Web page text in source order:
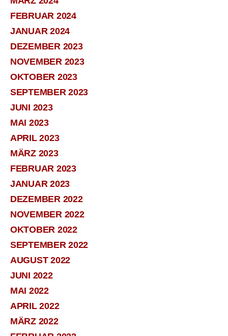
FEBRUAR 2024
JANUAR 2024
DEZEMBER 2023
NOVEMBER 2023
OKTOBER 2023
SEPTEMBER 2023
JUNI 2023
MAI 2023
APRIL 2023
MÄRZ 2023
FEBRUAR 2023
JANUAR 2023
DEZEMBER 2022
NOVEMBER 2022
OKTOBER 2022
SEPTEMBER 2022
AUGUST 2022
JUNI 2022
MAI 2022
APRIL 2022
MÄRZ 2022